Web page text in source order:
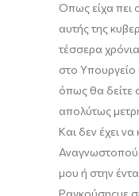
Όπως είχα πει
αυτής της
τέσσερα χρόνια
στο Υπουργείο
όπως θα δείτε
απολύτως
Και δεν έχει
μου ή στην